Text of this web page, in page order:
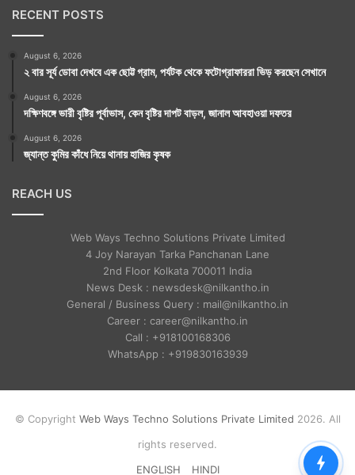
RECENT POSTS
August 6, 2026
২ বার সূর্য ডোবা দেখবে এক ছোট্ট গ্রাম, পর্যটক থেকে ফটোগ্রাফাররা ভিড় করছেন সেখানে
August 6, 2026
দক্ষিণবঙ্গে ভারী বৃষ্টির পূর্বাভাস, কেন বৃষ্টির দাপট বাড়ল, জানাল আবহাওয়া দফতর
August 6, 2026
জ্যান্ত কুমির কাঁধে নিয়ে থানায় হাজির কৃষক
REACH US
Web Ways Techno Solutions Private Limited
4 Joy Narayan Tarka Panchanan Lane
2nd Floor Kolkata 700011 India
News Desk : newsdesk@nilkantho.in
General / Business Query : mail@nilkantho.in
Career : career@nilkantho.in
Call : +918100168306
WhatsApp : +919830163939
© Copyright Web Ways Techno Solutions Private Limited 2026. All
rights reserved.
ENGLISH
HINDI